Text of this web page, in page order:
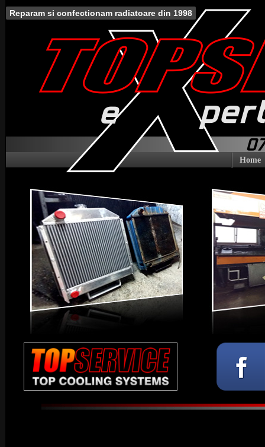
Reparam si confectionam radiatoare din 1998
Home